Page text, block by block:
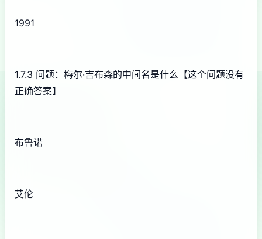
1991
1.7.3 问题：梅尔·吉布森的中间名是什么【这个问题没有
正确答案】
布鲁诺
艾伦